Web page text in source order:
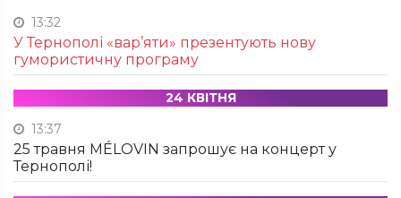
13:32
У Тернополі «вар’яти» презентують нову
гумористичну програму
24 КВІТНЯ
13:37
25 травня MÉLOVIN запрошує на концерт у
Тернополі!